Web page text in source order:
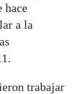
hace
a la
trabajar